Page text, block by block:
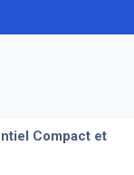
Compact et